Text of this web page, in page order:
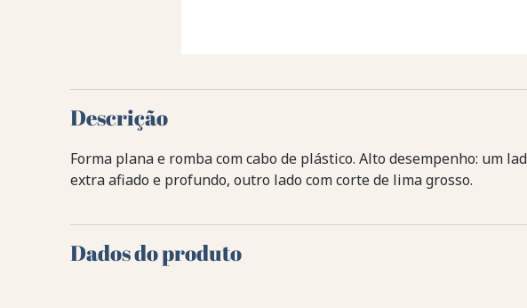
Descrição
Forma plana e romba com cabo de plástico. Alto desempenho: um
extra afiado e profundo, outro lado com corte de lima grosso.
Dados do produto